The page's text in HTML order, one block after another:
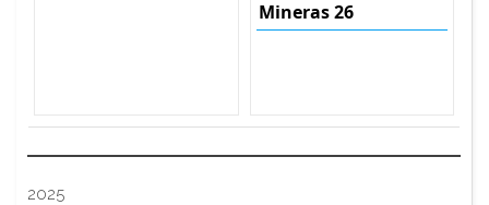
Mineras 26
2025